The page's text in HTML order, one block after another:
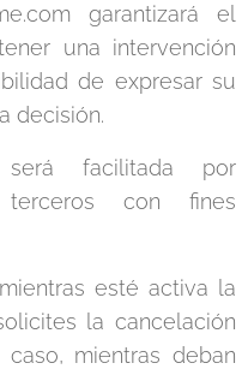
garantizará el
una intervención
de expresar su
decisión.
facilitada por
terceros con fines
esté activa la
la cancelación
mientras deban